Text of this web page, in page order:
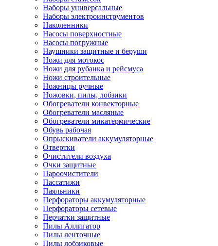
Наборы универсальные
Наборы электроинструментов
Наколенники
Насосы поверхностные
Насосы погружные
Наушники защитные и беруши
Ножи для мотокос
Ножи для рубанка и рейсмуса
Ножи строительные
Ножницы ручные
Ножовки, пилы, лобзики
Обогреватели конвекторные
Обогреватели масляные
Обогреватели микатермические
Обувь рабочая
Опрыскиватели аккумуляторные
Отвертки
Очистители воздуха
Очки защитные
Пароочистители
Пассатижи
Паяльники
Перфораторы аккумуляторные
Перфораторы сетевые
Перчатки защитные
Пилы Аллигатор
Пилы ленточные
Пилы лобзиковые